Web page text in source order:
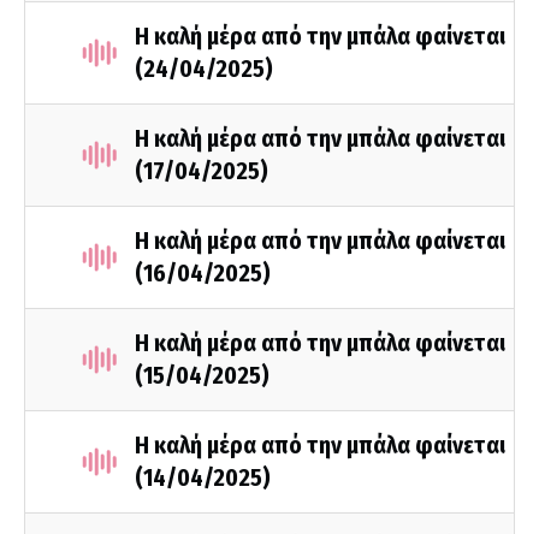
Η καλή μέρα από την μπάλα φαίνεται
(24/04/2025)
Η καλή μέρα από την μπάλα φαίνεται
(17/04/2025)
Η καλή μέρα από την μπάλα φαίνεται
(16/04/2025)
Η καλή μέρα από την μπάλα φαίνεται
(15/04/2025)
Η καλή μέρα από την μπάλα φαίνεται
(14/04/2025)